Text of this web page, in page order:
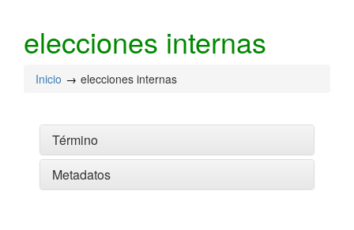
elecciones internas
Inicio elecciones internas
Término
Metadatos